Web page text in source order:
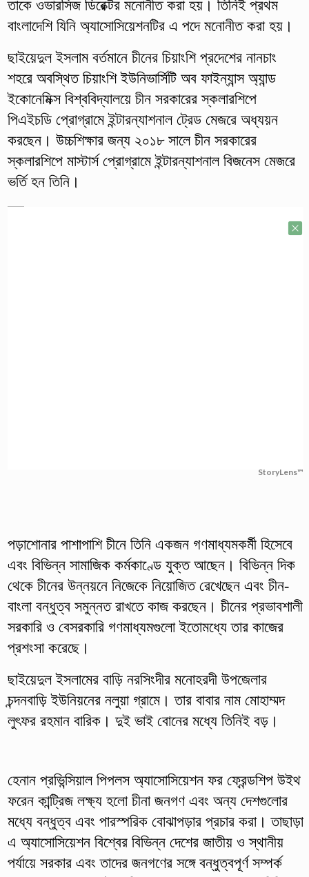
তাকে ওভারসিজ ডিরেক্টর মনোনীত করা হয়। তিনিই প্রথম
বাংলাদেশি যিনি অ্যাসোসিয়েশনটির এ পদে মনোনীত করা হয়।
ছাইয়েদুল ইসলাম বর্তমানে চীনের চিয়াংশি প্রদেশের নানচাং
শহরে অবস্থিত চিয়াংশি ইউনিভার্সিটি অব ফাইন্যান্স অ্যান্ড
ইকোনেমিক্স বিশ্ববিদ্যালয়ে চীন সরকারের স্কলারশিপে
পিএইচডি প্রোগ্রামে ইন্টারন্যাশনাল ট্রেড মেজরে অধ্যয়ন
করছেন। উচ্চশিক্ষার জন্য ২০১৮ সালে চীন সরকারের
স্কলারশিপে মাস্টার্স প্রোগ্রামে ইন্টারন্যাশনাল বিজনেস মেজরে
ভর্তি হন তিনি।
StoryLens™
পড়াশোনার পাশাপাশি চীনে তিনি একজন গণমাধ্যমকর্মী হিসেবে
এবং বিভিন্ন সামাজিক কর্মকাণ্ডে যুক্ত আছেন। বিভিন্ন দিক
থেকে চীনের উন্নয়নে নিজেকে নিয়োজিত রেখেছেন এবং চীন-
বাংলা বন্ধুত্ব সমুন্নত রাখতে কাজ করছেন। চীনের প্রভাবশালী
সরকারি ও বেসরকারি গণমাধ্যমগুলো ইতোমধ্যে তার কাজের
প্রশংসা করেছে।
ছাইয়েদুল ইসলামের বাড়ি নরসিংদীর মনোহরদী উপজেলার
চন্দনবাড়ি ইউনিয়নের নলুয়া গ্রামে। তার বাবার নাম মোহাম্মদ
লুৎফর রহমান বারিক। দুই ভাই বোনের মধ্যে তিনিই বড়।
হেনান প্রভিন্সিয়াল পিপলস অ্যাসোসিয়েশন ফর ফ্রেন্ডশিপ উইথ
ফরেন কান্ট্রিজ লক্ষ্য হলো চীনা জনগণ এবং অন্য দেশগুলোর
মধ্যে বন্ধুত্ব এবং পারস্পরিক বোঝাপড়ার প্রচার করা। তাছাড়া
এ অ্যাসোসিয়েশন বিশ্বের বিভিন্ন দেশের জাতীয় ও স্থানীয়
পর্যায়ে সরকার এবং তাদের জনগণের সঙ্গে বন্ধুত্বপূর্ণ সম্পর্ক